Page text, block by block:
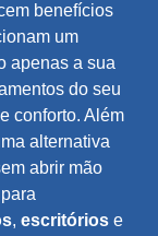
benefícios
um
apenas a sua
do seu
conforto. Além
alternativa
abrir mão
, escritórios e